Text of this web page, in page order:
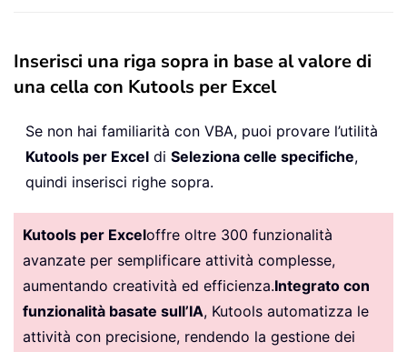
Inserisci una riga sopra in base al valore di
una cella con Kutools per Excel
Se non hai familiarità con VBA, puoi provare l’utilità
Kutools per Excel di Seleziona celle specifiche,
quindi inserisci righe sopra.
Kutools per Exceloffre oltre 300 funzionalità
avanzate per semplificare attività complesse,
aumentando creatività ed efficienza.Integrato con
funzionalità basate sull’IA, Kutools automatizza le
attività con precisione, rendendo la gestione dei